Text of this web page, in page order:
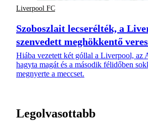
Liverpool FC
Szoboszlait lecserélték, a
szenvedett meghökkentő
Hiába vezetett két góllal a Liverpool, az
hagyta magát és a második félidőben
megnyerte a meccset.
Legolvasottabb